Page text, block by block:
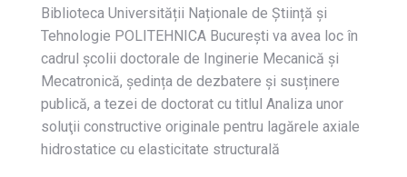
Biblioteca Universității Naționale de Știință și
Tehnologie POLITEHNICA București va avea loc în
cadrul școlii doctorale de Inginerie Mecanică și
Mecatronică, ședința de dezbatere și susținere
publică, a tezei de doctorat cu titlul Analiza unor
soluţii constructive originale pentru lagărele axiale
hidrostatice cu elasticitate structurală